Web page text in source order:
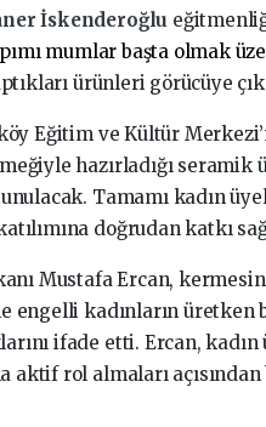
İskenderoğlu
mumlar başta olmak
ürünleri görücüye
Eğitim ve Kültür
hazırladığı seramik
Tamamı kadın
doğrudan katkı
Mustafa Ercan,
engelli kadınların
ifade etti. Ercan,
aktif rol almaları